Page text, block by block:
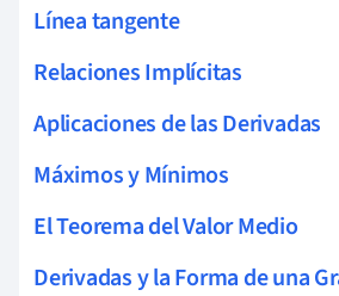
Línea tangente
Relaciones Implícitas
Aplicaciones de las Derivadas
Máximos y Mínimos
El Teorema del Valor Medio
Derivadas y la Forma de una